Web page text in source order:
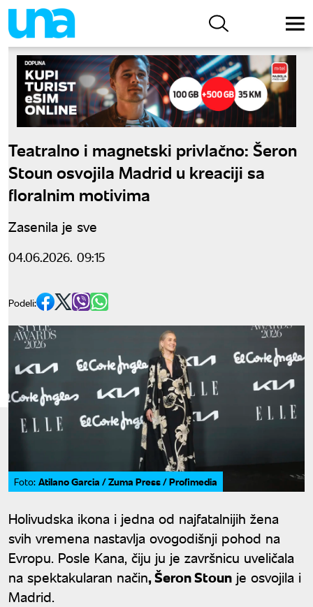
Teatralno i magnetski privlačno: Šeron
Stoun osvojila Madrid u kreaciji sa
floralnim motivima
Zasenila je sve
04.06.2026. 09:15
Podeli:
Foto: Atilano Garcia / Zuma Press / Profimedia
Holivudska ikona i jedna od najfatalnijih žena
svih vremena nastavlja ovogodišnji pohod na
Evropu. Posle Kana, čiju ju je završnicu uveličala
na spektakularan način, Šeron Stoun je osvojila i
Madrid.